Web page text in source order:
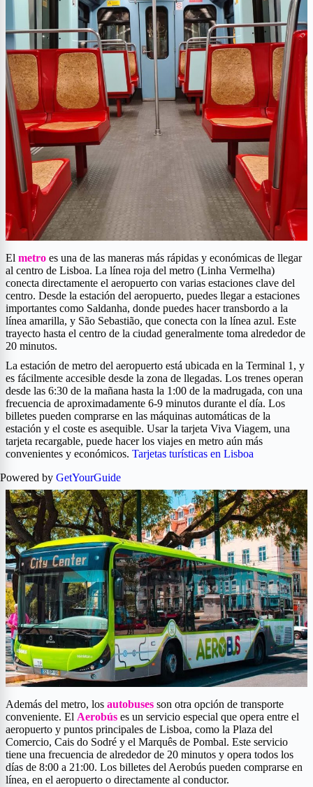
El metro es una de las maneras más rápidas y económicas de llegar
al centro de Lisboa. La línea roja del metro (Linha Vermelha)
conecta directamente el aeropuerto con varias estaciones clave del
centro. Desde la estación del aeropuerto, puedes llegar a estaciones
importantes como Saldanha, donde puedes hacer transbordo a la
línea amarilla, y São Sebastião, que conecta con la línea azul. Este
trayecto hasta el centro de la ciudad generalmente toma alrededor de
20 minutos.
La estación de metro del aeropuerto está ubicada en la Terminal 1, y
es fácilmente accesible desde la zona de llegadas. Los trenes operan
desde las 6:30 de la mañana hasta la 1:00 de la madrugada, con una
frecuencia de aproximadamente 6-9 minutos durante el día. Los
billetes pueden comprarse en las máquinas automáticas de la
estación y el coste es asequible. Usar la tarjeta Viva Viagem, una
tarjeta recargable, puede hacer los viajes en metro aún más
convenientes y económicos. Tarjetas turísticas en Lisboa
Powered by GetYourGuide
Además del metro, los autobuses son otra opción de transporte
conveniente. El Aerobús es un servicio especial que opera entre el
aeropuerto y puntos principales de Lisboa, como la Plaza del
Comercio, Cais do Sodré y el Marquês de Pombal. Este servicio
tiene una frecuencia de alrededor de 20 minutos y opera todos los
días de 8:00 a 21:00. Los billetes del Aerobús pueden comprarse en
línea, en el aeropuerto o directamente al conductor.